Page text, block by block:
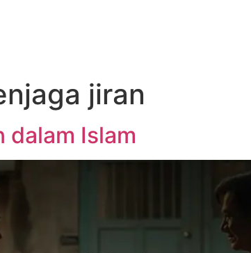
jiran
dalam Islam